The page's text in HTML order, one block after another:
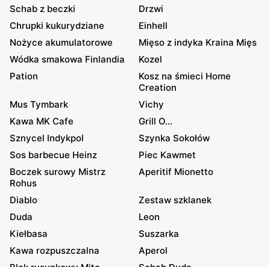
Schab z beczki
Drzwi
Chrupki kukurydziane
Einhell
Nożyce akumulatorowe
Mięso z indyka Kraina Mięs
Wódka smakowa Finlandia
Kozel
Pation
Kosz na śmieci Home
Creation
Mus Tymbark
Vichy
Kawa MK Cafe
Grill O...
Sznycel Indykpol
Szynka Sokołów
Sos barbecue Heinz
Piec Kawmet
Boczek surowy Mistrz
Rohus
Aperitif Mionetto
Diablo
Zestaw szklanek
Duda
Leon
Kiełbasa
Suszarka
Kawa rozpuszczalna
Aperol